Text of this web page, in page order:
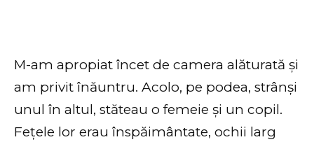
M-am apropiat încet de camera alăturată și
am privit înăuntru. Acolo, pe podea, strânși
unul în altul, stăteau o femeie și un copil.
Fețele lor erau înspăimântate, ochii larg